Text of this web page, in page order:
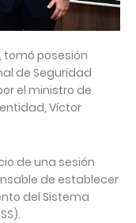
tomó posesión
de Seguridad
el ministro de
Víctor
de una sesión
de establecer
del Sistema